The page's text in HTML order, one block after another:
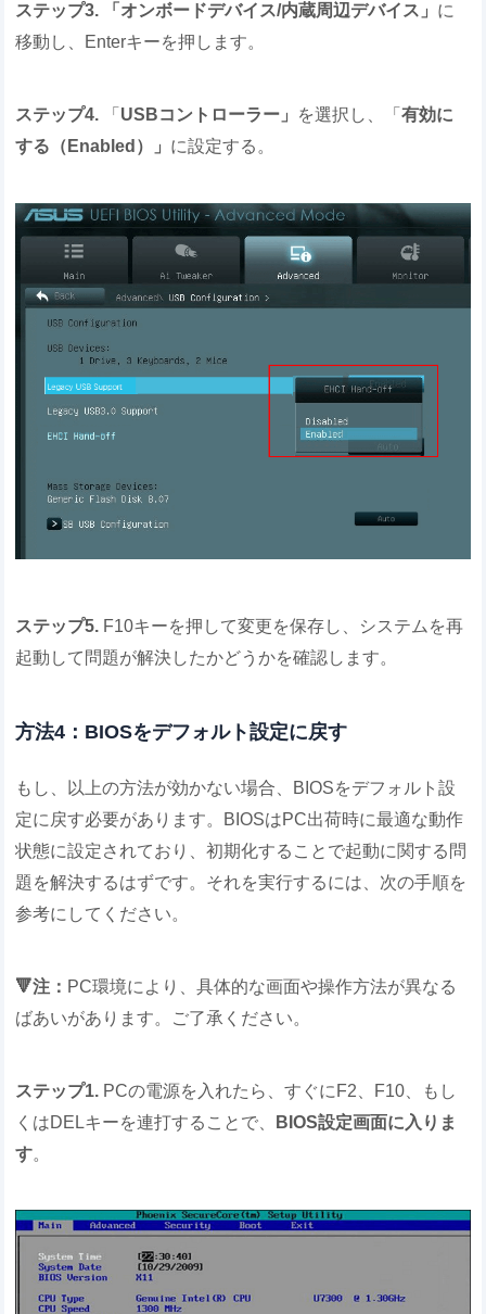
ステップ3. 「オンボードデバイス/内蔵周辺デバイス」 に
移動し、Enterキーを押します。
ステップ4. 「 USBコントローラー」 を選択し、「有効に
する（Enabled）」 に設定する。
ステップ5. F10キーを押して変更を保存し、システムを再
起動して問題が解決したかどうかを確認します。
方法4：BIOSをデフォルト設定に戻す
もし、以上の方法が効かない場合、BIOSをデフォルト設
定に戻す必要があります。BIOSはPC出荷時に最適な動作
状態に設定されており、初期化することで起動に関する問
題を解決するはずです。それを実行するには、次の手順を
参考にしてください。
🔻注： PC環境により、具体的な画面や操作方法が異なる
ばあいがあります。ご了承ください。
ステップ1. PCの電源を入れたら、すぐにF2、F10、もし
くはDELキーを連打することで、
BIOS設定画面に入りま
す。